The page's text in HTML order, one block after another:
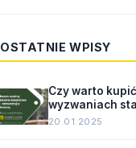
OSTATNIE WPISY
Czy warto
wyzwaniach
20.01.2025